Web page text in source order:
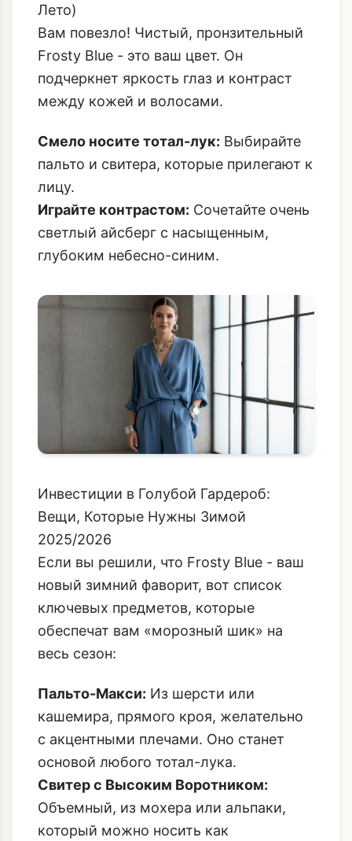
Лето)
Вам повезло! Чистый, пронзительный
Frosty Blue - это ваш цвет. Он
подчеркнет яркость глаз и контраст
между кожей и волосами.
Смело носите тотал-лук: Выбирайте
пальто и свитера, которые прилегают к
лицу.
Играйте контрастом: Сочетайте очень
светлый айсберг с насыщенным,
глубоким небесно-синим.
Инвестиции в Голубой Гардероб:
Вещи, Которые Нужны Зимой
2025/2026
Если вы решили, что Frosty Blue - ваш
новый зимний фаворит, вот список
ключевых предметов, которые
обеспечат вам «морозный шик» на
весь сезон:
Пальто-Макси: Из шерсти или
кашемира, прямого кроя, желательно
с акцентными плечами. Оно станет
основой любого тотал-лука.
Свитер с Высоким Воротником:
Объемный, из мохера или альпаки,
который можно носить как